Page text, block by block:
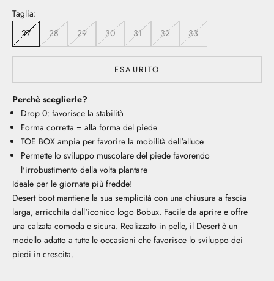
Taglia:
27
28 29 30 31 32 33
ESAURITO
Perchè sceglierle?
Drop 0: favorisce la stabilità
Forma corretta = alla forma del piede
TOE BOX ampia per favorire la mobilità dell'alluce
Permette lo sviluppo muscolare del piede favorendo
l'irrobustimento della volta plantare
Ideale per le giornate più fredde!
Desert boot mantiene la sua semplicità con una chiusura a fascia
larga, arricchita dall'iconico logo Bobux. Facile da aprire e offre
una calzata comoda e sicura. Realizzato in pelle, il Desert è un
modello adatto a tutte le occasioni che favorisce lo sviluppo dei
piedi in crescita.